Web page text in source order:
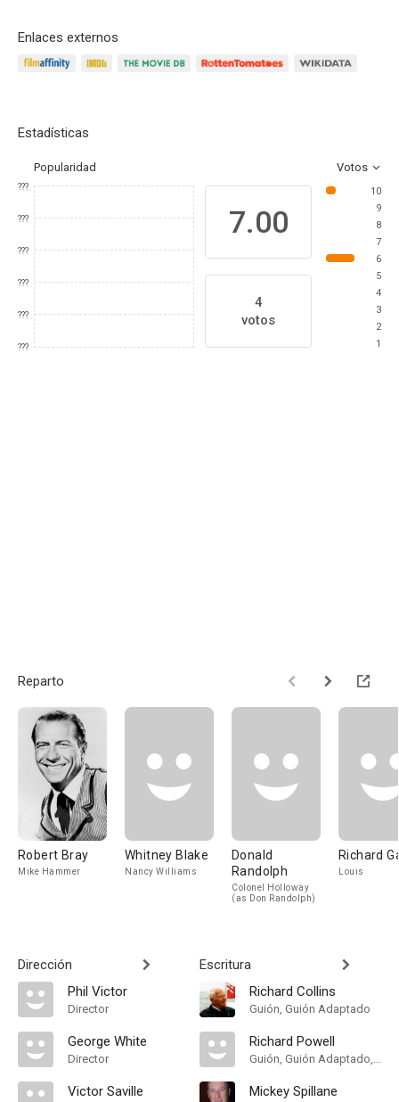
Enlaces externos
Estadísticas
Popularidad Votos
???
???
???
???
???
???
7.00
4
votos
10
9
8
7
6
5
4
3
2
1
Reparto
Robert Bray
Mike Hammer
Whitney Blake
Nancy Williams
Donald
Randolph
Colonel Holloway
(as Don Randolph)
Richard
Louis
Dirección
Phil Victor
Director
George White
Director
Victor Saville
Escritura
Richard Collins
Guión, Guión Adaptado
Richard Powell
Guión, Guión Adaptado, Historia
Mickey Spillane